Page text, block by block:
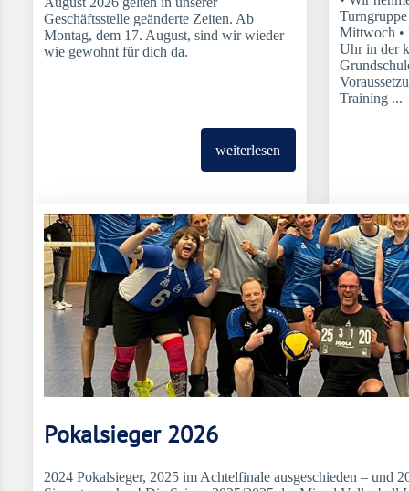
Geschäftsstelle geänderte Zeiten. Ab
Montag, dem 17. August, sind wir wieder
wie gewohnt für dich da.
weiterlesen
Mittwoch •
Uhr in der
Training ...
Pokalsieger 2026
2024 Pokalsieger, 2025 im Achtelfinale ausgeschieden – und